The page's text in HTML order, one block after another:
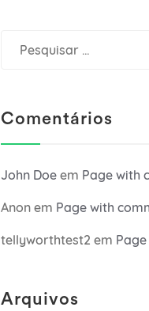
por:
Comentários
John Doe em Page with
Anon em Page with
tellyworthtest2 em
Arquivos